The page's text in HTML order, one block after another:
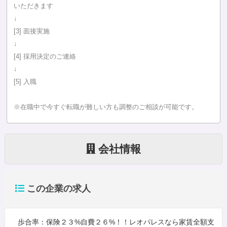
いただきます
↓
[3] 面接実施
↓
[4] 採用決定のご連絡
↓
[5] 入職
※在職中で今すぐ転職が難しい方も調整のご相談が可能です。
会社情報
この企業の求人
歩合率：保険２３%自費２６%！！レオパレスなら家賃全額支